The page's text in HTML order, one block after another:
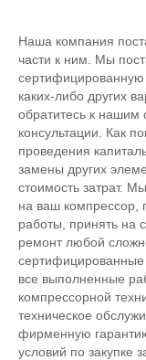
Наша компания
части к ним. Мы
каких-либо других
обратитесь к
консультации. Как
проведения
замены других
стоимость затрат.
на ваш компрессор,
работы, принять на
ремонт любой
все выполненные
компрессорной
техническое
фирменную
условий по закупке